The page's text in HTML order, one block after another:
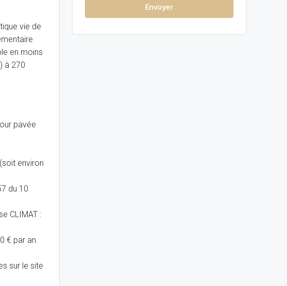
vie de
en moins
à 270
pavée
environ
du 10
CLIMAT :
€ par an.
sur le site
Envoyer